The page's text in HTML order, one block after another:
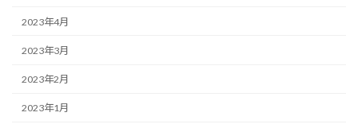
2023年4月
2023年3月
2023年2月
2023年1月